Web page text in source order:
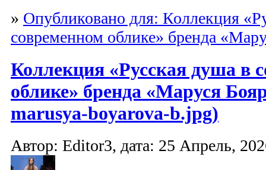
» Опубликовано для: Коллекция
современном облике» бренда
Коллекция «Русская душа в
облике» бренда «Маруся
marusya-boyarova-b.jpg)
Автор: Editor3, дата: 25 Апрель,